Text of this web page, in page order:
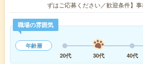
ずはご応募ください／歓迎条件】
職場の雰囲気
年齢層
20代
30代 40代